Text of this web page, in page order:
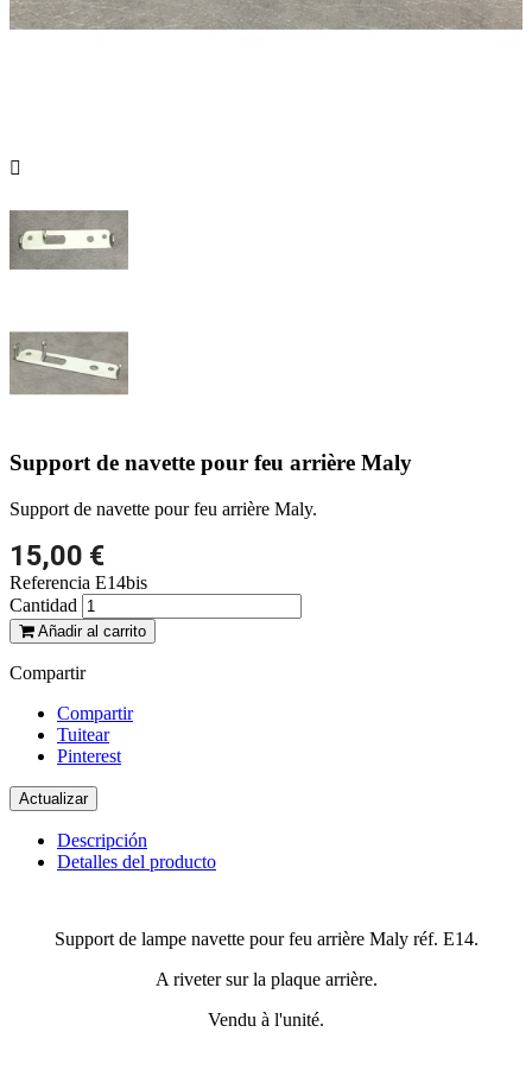

Support de navette pour feu arrière Maly
Support de navette pour feu arrière Maly.
15,00 €
Referencia E14bis
Cantidad
Añadir al carrito
Compartir
Compartir
Tuitear
Pinterest
Descripción
Detalles del producto
Support de lampe navette pour feu arrière Maly réf. E14.
A riveter sur la plaque arrière.
Vendu à l'unité.